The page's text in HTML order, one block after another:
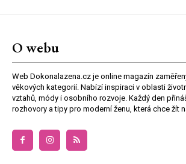
O webu
Web Dokonalazena.cz je online magazín
věkových kategorií. Nabízí inspiraci v oblasti
vztahů, módy i osobního rozvoje. Každý den
rozhovory a tipy pro moderní ženu, která chce žít